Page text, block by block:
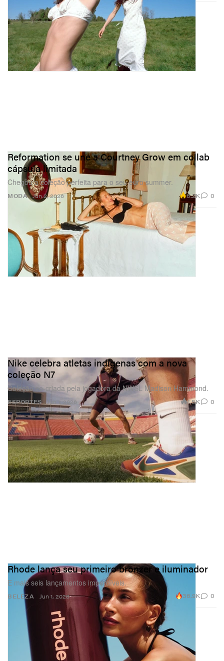
MODA
Reformation se une a Courtney Grow em collab
cápsula limitada
Chegou a coleção perfeita para o seu euro summer.
Jun 2, 2026 6.2K 0
ESPORTES
Nike celebra atletas indígenas com a nova
coleção N7
Coleção co-criada pela jogadora da NWSL Madison Hammond.
Jun 1, 2026 1.5K 0
BELEZA
Rhode lança seu primeiro bronzer e iluminador
E mais seis lançamentos imperdíveis.
Jun 1, 2026 36.9K 0